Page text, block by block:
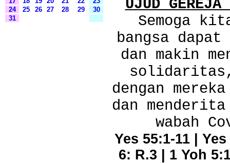
24
25 26 27 28 29
30
31
UJUD
Semoga
bangsa
dan makin
dengan
dan
wabah
Yes 55:1-11 |
6: R.3 | 1 Yoh